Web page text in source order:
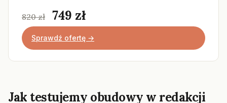
820 zł 749 zł
Sprawdź ofertę →
Jak testujemy obudowy w redakcji